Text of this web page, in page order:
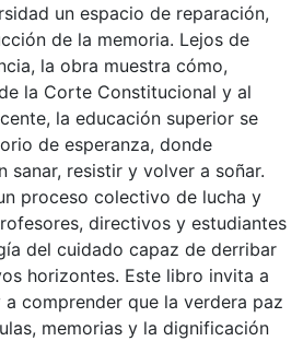
un espacio de reparación,
de la memoria. Lejos de
la obra muestra cómo,
la Corte Constitucional y al
la educación superior se
de esperanza, donde
sanar, resistir y volver a soñar.
proceso colectivo de lucha y
directivos y estudiantes
del cuidado capaz de derribar
horizontes. Este libro invita a
a comprender que la verdera paz
memorias y la dignificación